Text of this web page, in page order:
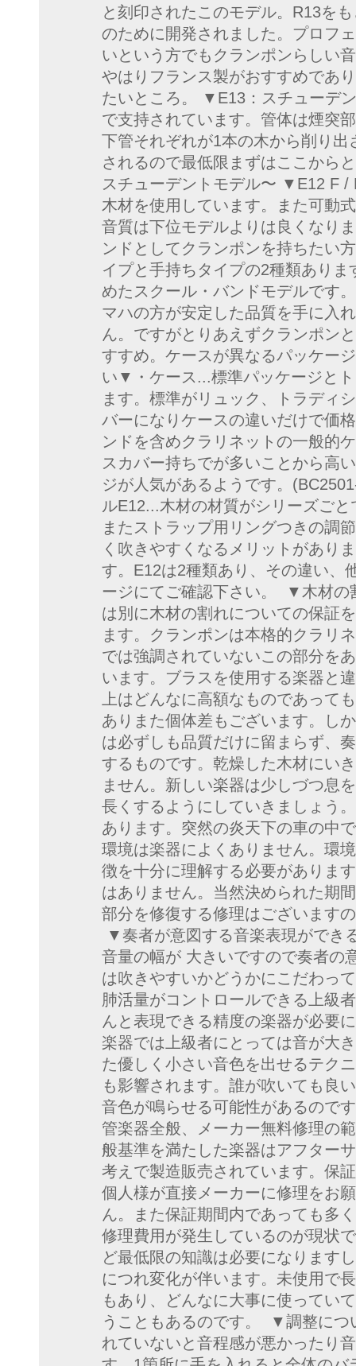
と刻印されたこのモデル。R13を
のために開発されました。プロフ
いという方でもクランポンらしい
やはりフランス製がおすすめであ
たいところ。 ▼E13：スチューデ
で支持されています。管体は煙突
下管それぞれが1本の木から削り
されるので最低限まずはここから
スチューデントモデル〜 ▼E12 F /
木材を使用しています。また可動
音質は下位モデルよりは良くなり
ンドとしてクランポンを持ちたい
イプと手持ちタイプの2種類あり
めたスクール・バンドモデルです
マハの方が安定した品質を手に入
ん。ですがとりあえずクランポン
すすめ。ケースが異なるパッケー
い▼・ケース...標準パッケージと
ます。標準がリュック、トラディ
バーになりケースの違いだけで価
ンドを含めクラリネットの一般的
スカバー持ちでが多いことから高
ジが人気があるようです。
ルE12...木材の材質がシリーズご
またストラップ用リングつきの調
く吹きやすくなるメリットがあり
す。E12は2種類あり、その違い、
ージにてご確認下さい。 ▼木材
は別に木材の割れについての保証
ます。クランポンは本格的クラリ
では強調されていないこの部分を
います。ブラスを使用する楽器と
上はどんなに高額なものであって
ありまた個体差もございます。し
は必ずしも品質だけに留まらず、
するものです。乾燥した木材にい
ません。新しい楽器は少しづつ息
長くするようにしていきましょう
あります。突然の炎天下の車の中
環境は楽器によくありません。環
徴を十分に理解する必要がありま
はありません。当然決められた期
部分を修復する修理はございます
▼奏者が意図する音楽表現ができ
音量の幅が 大きいですので奏者の
は吹きやすいかどうかにこだわっ
肺活量がコントロールできる上級
んと表現できる精度の楽器が必要
楽器では上級者にとっては音が大
た優しく小さい音色を出せるテク
も影響されます。誰が吹いても良
音色が鳴らせる可能性があるので
管楽器全般、メーカー無料修理の
般基準を満たした楽器はアフター
考えで製造販売されています。保
個人様が直接メーカーに修理をお
ん。また保証期間内であっても多
修理費用が発生しているのが現状
ど最低限の知識は必要になります
につれ変化が伴います。未使用で
もあり、どんなに大事に使ってい
うこともあるのです。 ▼調整に
れていないと音程感が悪かったり